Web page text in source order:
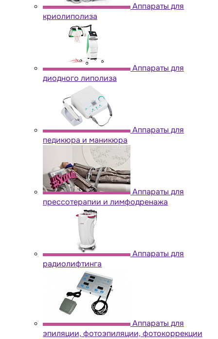
Аппараты для
криолиполиза
Аппараты для
диодного липолиза
Аппараты для
педикюра и маникюра
Аппараты для
прессотерапии и лимфодренажа
Аппараты для
радиолифтинга
Аппараты для
эпиляции, фотоэпиляции, фотокоррекции